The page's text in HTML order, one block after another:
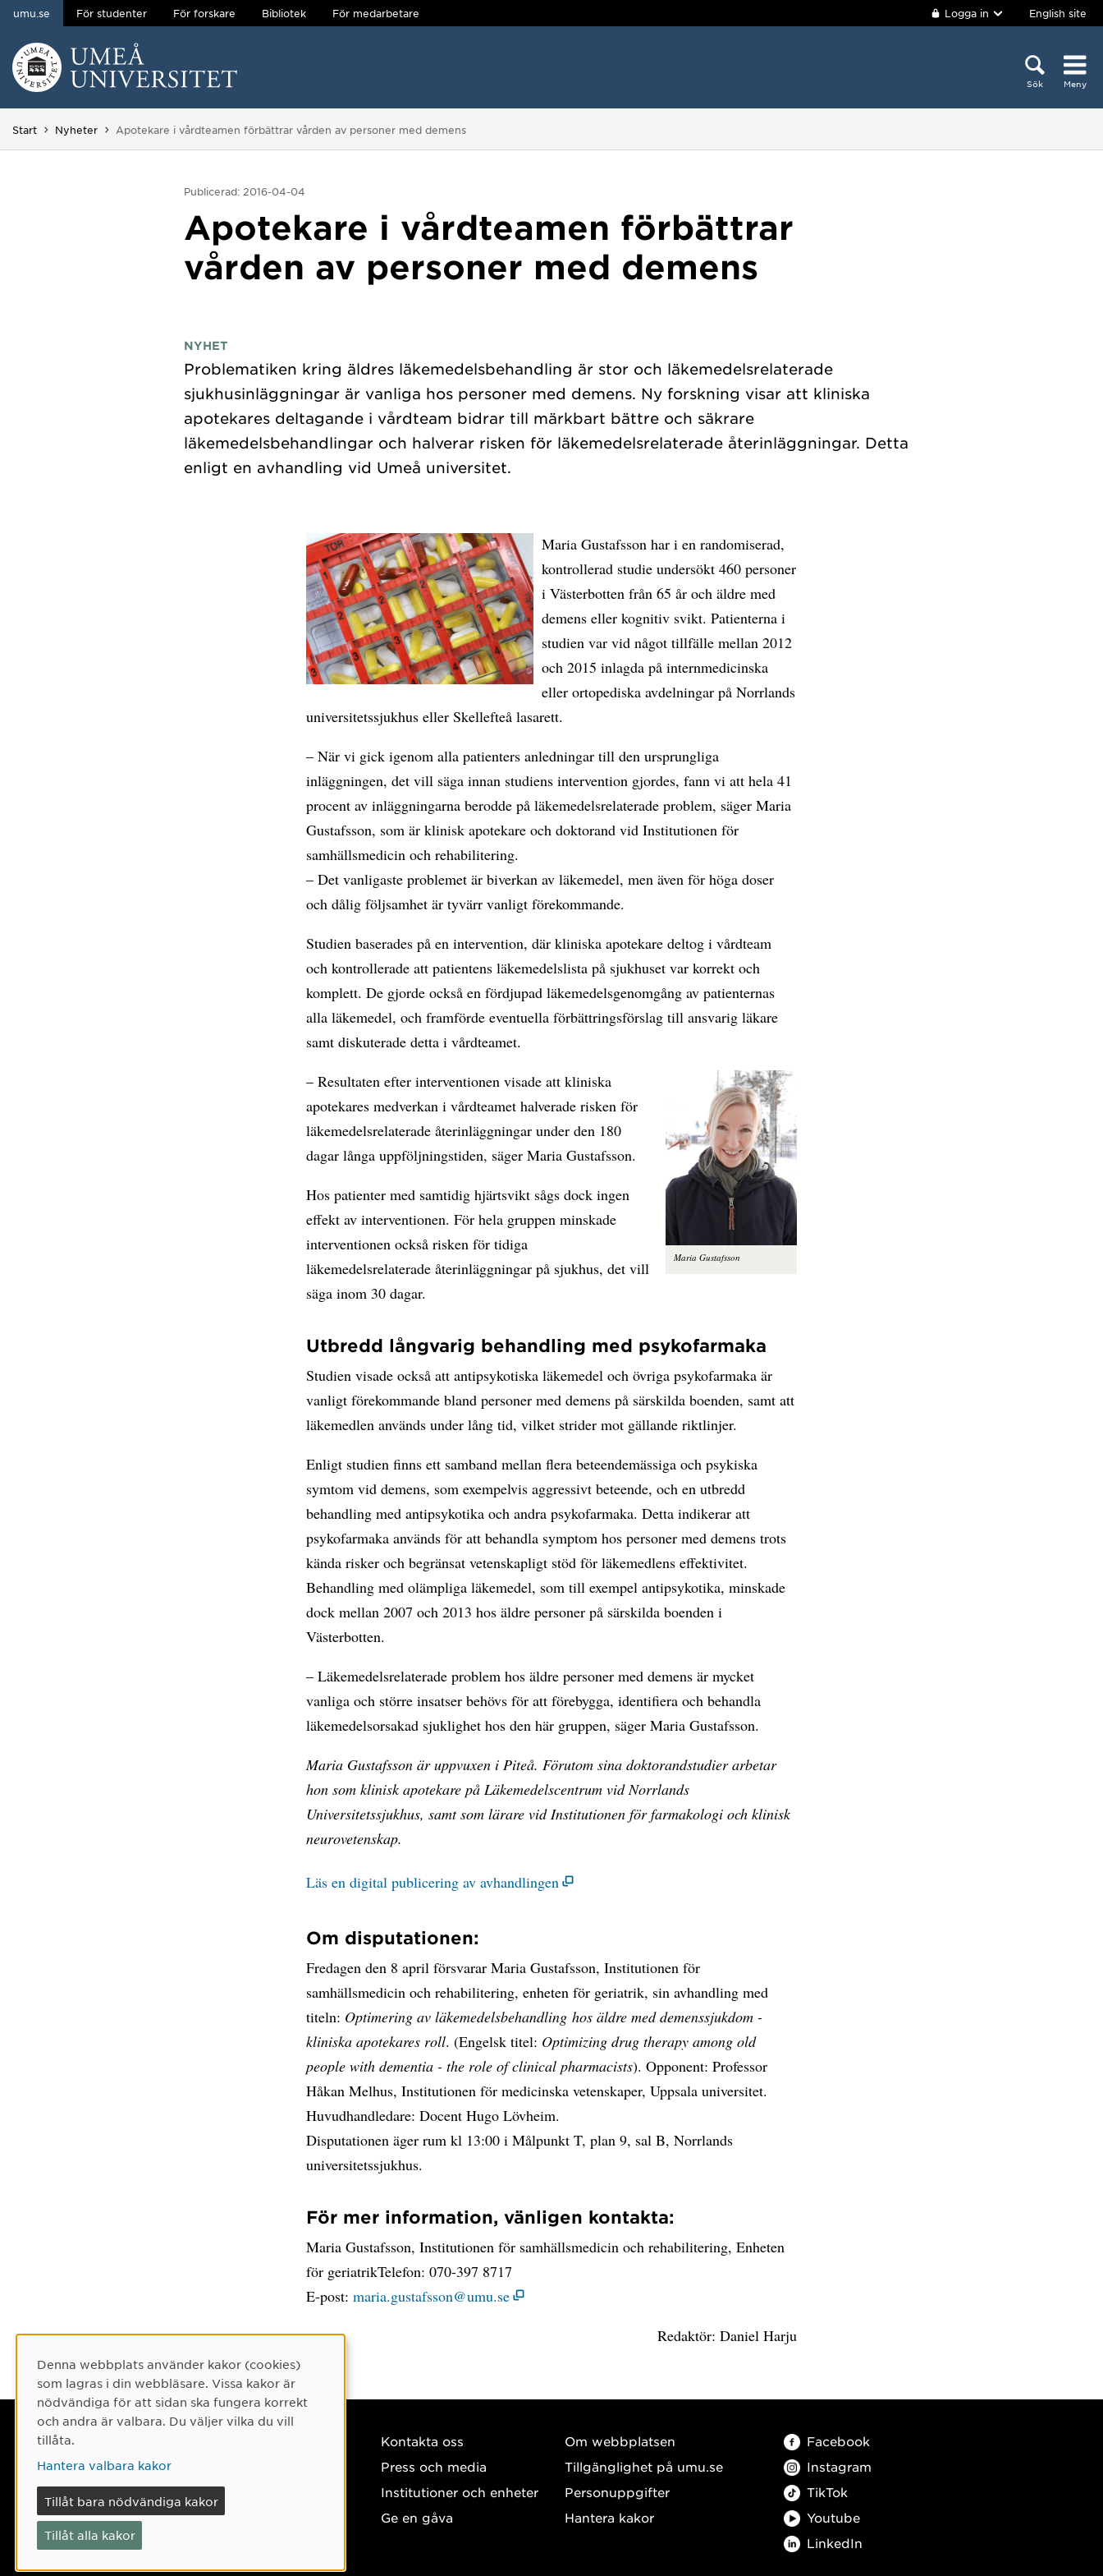
Hoppa direkt till innehållet
umu.se För studenter För forskare Bibliotek För medarbetare Logga in English site
Sök Meny
Start Nyheter Du är här:
Apotekare i vårdteamen förbättrar vården av personer med demens
Publicerad: 2016-04-04
Apotekare i vårdteamen förbättrar
vården av personer med demens
NYHET
Problematiken kring äldres läkemedelsbehandling är stor och läkemedelsrelaterade
sjukhusinläggningar är vanliga hos personer med demens. Ny forskning visar att kliniska
apotekares deltagande i vårdteam bidrar till märkbart bättre och säkrare
läkemedelsbehandlingar och halverar risken för läkemedelsrelaterade återinläggningar. Detta
Maria Gustafsson har i en randomiserad,
kontrollerad studie undersökt 460 personer
i Västerbotten från 65 år och äldre med
demens eller kognitiv svikt. Patienterna i
studien var vid något tillfälle mellan 2012
och 2015 inlagda på internmedicinska
eller ortopediska avdelningar på Norrlands
universitetssjukhus eller Skellefteå lasarett.
– När vi gick igenom alla patienters anledningar till den ursprungliga
inläggningen, det vill säga innan studiens intervention gjordes, fann vi att hela 41
procent av inläggningarna berodde på läkemedelsrelaterade problem, säger Maria
Gustafsson, som är klinisk apotekare och doktorand vid Institutionen för
samhällsmedicin och rehabilitering.
– Det vanligaste problemet är biverkan av läkemedel, men även för höga doser
och dålig följsamhet är tyvärr vanligt förekommande.
Studien baserades på en intervention, där kliniska apotekare deltog i vårdteam
och kontrollerade att patientens läkemedelslista på sjukhuset var korrekt och
komplett. De gjorde också en fördjupad läkemedelsgenomgång av patienternas
alla läkemedel, och framförde eventuella förbättringsförslag till ansvarig läkare
samt diskuterade detta i vårdteamet.
Maria Gustafsson
– Resultaten efter interventionen visade att kliniska
apotekares medverkan i vårdteamet halverade risken för
läkemedelsrelaterade återinläggningar under den 180
dagar långa uppföljningstiden, säger Maria Gustafsson.
Hos patienter med samtidig hjärtsvikt sågs dock ingen
effekt av interventionen. För hela gruppen minskade
interventionen också risken för tidiga
läkemedelsrelaterade återinläggningar på sjukhus, det vill
säga inom 30 dagar.
Utbredd långvarig behandling med psykofarmaka
Studien visade också att antipsykotiska läkemedel och övriga psykofarmaka är
vanligt förekommande bland personer med demens på särskilda boenden, samt att
läkemedlen används under lång tid, vilket strider mot gällande riktlinjer.
Enligt studien finns ett samband mellan flera beteendemässiga och psykiska
symtom vid demens, som exempelvis aggressivt beteende, och en utbredd
behandling med antipsykotika och andra psykofarmaka. Detta indikerar att
psykofarmaka används för att behandla symptom hos personer med demens trots
kända risker och begränsat vetenskapligt stöd för läkemedlens effektivitet.
Behandling med olämpliga läkemedel, som till exempel antipsykotika, minskade
dock mellan 2007 och 2013 hos äldre personer på särskilda boenden i
Västerbotten.
– Läkemedelsrelaterade problem hos äldre personer med demens är mycket
vanliga och större insatser behövs för att förebygga, identifiera och behandla
läkemedelsorsakad sjuklighet hos den här gruppen, säger Maria Gustafsson.
Maria Gustafsson är uppvuxen i Piteå. Förutom sina doktorandstudier arbetar
hon som klinisk apotekare på Läkemedelscentrum vid Norrlands
Universitetssjukhus, samt som lärare vid Institutionen för farmakologi och klinisk
neurovetenskap.
Läs en digital publicering av avhandlingen
Om disputationen:
Fredagen den 8 april försvarar Maria Gustafsson, Institutionen för
samhällsmedicin och rehabilitering, enheten för geriatrik, sin avhandling med
titeln: Optimering av läkemedelsbehandling hos äldre med demenssjukdom -
kliniska apotekares roll. (Engelsk titel: Optimizing drug therapy among old
people with dementia - the role of clinical pharmacists). Opponent: Professor
Håkan Melhus, Institutionen för medicinska vetenskaper, Uppsala universitet.
Huvudhandledare: Docent Hugo Lövheim.
Disputationen äger rum kl 13:00 i Målpunkt T, plan 9, sal B, Norrlands
universitetssjukhus.
För mer information, vänligen kontakta:
Maria Gustafsson, Institutionen för samhällsmedicin och rehabilitering, Enheten
för geriatrikTelefon: 070-397 8717
E-post:maria.gustafsson@umu.se
Redaktör: Daniel Harju
Tel: 090-786 50 00
Hitta till oss
Kontakta oss
Press och media
Institutioner och enheter
Ge en gåva
Om webbplatsen
Tillgänglighet på umu.se
Personuppgifter
Hantera kakor
Facebook
Instagram
TikTok
Youtube
LinkedIn
Cookie-samtycke
Denna webbplats använder kakor (cookies)
som lagras i din webbläsare. Vissa kakor är
nödvändiga för att sidan ska fungera korrekt
och andra är valbara. Du väljer vilka du vill
tillåta.
Hantera valbara kakor
Tillåt bara nödvändiga kakor
Tillåt alla kakor